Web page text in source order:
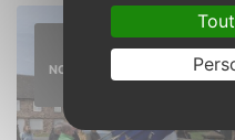
NOVEMBRE